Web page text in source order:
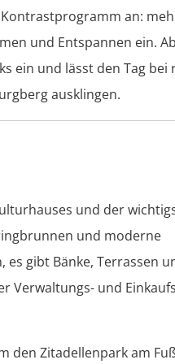
an:
und Entspannen ein.
ein und lässt den Tag bei
ausklingen.
und der
und moderne
es gibt Bänke, Terrassen
Verwaltungs- und
den Zitadellenpark am